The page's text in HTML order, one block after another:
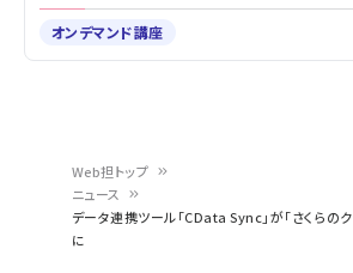
Web担トップ
ニュース
データ連携ツール「CData Sync」が「さくらの
に
オンデマンド講座